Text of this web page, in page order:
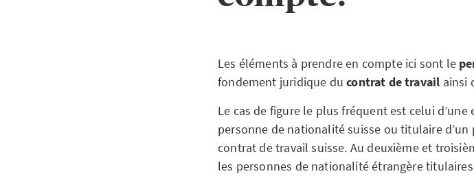
Les éléments à prendre en compte ici sont le
fondement juridique ducontrat de travail ainsi
Le cas de figure le plus fréquent est celui
personne de nationalité suisse ou titulaire d’un
contrat de travail suisse. Au deuxième et
les personnes de nationalité étrangère